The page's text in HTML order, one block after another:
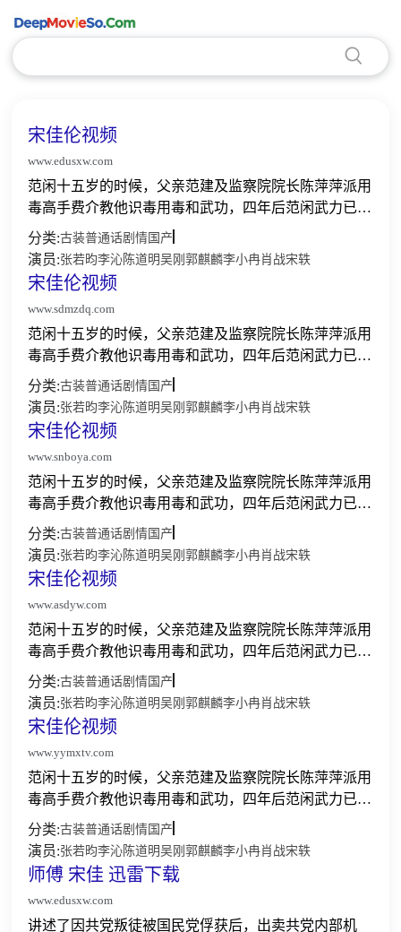
宋佳伦视频
www.edusxw.com
范闲十五岁的时候，父亲范建及监察院院长陈萍萍派用
毒高手费介教他识毒用毒和武功，四年后范闲武力已属
上乘。在破解了一场投毒事件后，他带着危机感和对真
相的探索前赴京都。在熟悉京都的过程中，范闲见识了
柳如玉和...
分类:古装普通话剧情 国产
演员:张若昀李沁陈道明吴刚 郭麒麟李小冉肖战宋轶
宋佳伦视频
www.sdmzdq.com
范闲十五岁的时候，父亲范建及监察院院长陈萍萍派用
毒高手费介教他识毒用毒和武功，四年后范闲武力已属
上乘。在破解了一场投毒事件后，他带着危机感和对真
相的探索前赴京都。在熟悉京都的过程中，范闲见识了
柳如玉和...
分类:古装普通话剧情 国产
演员:张若昀李沁陈道明吴刚 郭麒麟李小冉肖战宋轶
宋佳伦视频
www.snboya.com
范闲十五岁的时候，父亲范建及监察院院长陈萍萍派用
毒高手费介教他识毒用毒和武功，四年后范闲武力已属
上乘。在破解了一场投毒事件后，他带着危机感和对真
相的探索前赴京都。在熟悉京都的过程中，范闲见识了
柳如玉和...
分类:古装普通话剧情 国产
演员:张若昀李沁陈道明吴刚 郭麒麟李小冉肖战宋轶
宋佳伦视频
www.asdyw.com
范闲十五岁的时候，父亲范建及监察院院长陈萍萍派用
毒高手费介教他识毒用毒和武功，四年后范闲武力已属
上乘。在破解了一场投毒事件后，他带着危机感和对真
相的探索前赴京都。在熟悉京都的过程中，范闲见识了
柳如玉和...
分类:古装普通话剧情 国产
演员:张若昀李沁陈道明吴刚 郭麒麟李小冉肖战宋轶
宋佳伦视频
www.yymxtv.com
范闲十五岁的时候，父亲范建及监察院院长陈萍萍派用
毒高手费介教他识毒用毒和武功，四年后范闲武力已属
上乘。在破解了一场投毒事件后，他带着危机感和对真
相的探索前赴京都。在熟悉京都的过程中，范闲见识了
柳如玉和...
分类:古装普通话剧情 国产
演员:张若昀李沁陈道明吴刚 郭麒麟李小冉肖战宋轶
师傅 宋佳 迅雷下载
www.edusxw.com
讲述了因共党叛徒被国民党俘获后，出卖共党内部机